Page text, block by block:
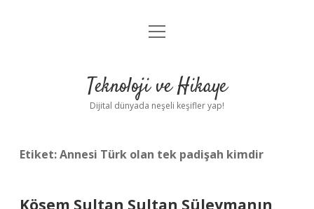
Anasayfa
Yasal Uyarı
menüyü
Teknoloji ve Hikaye
Dijital dünyada neşeli keşifler yap!
Etiket:Annesi Türk olan tek padişah kimdir
Kösem Sultan Sultan Süleymanın